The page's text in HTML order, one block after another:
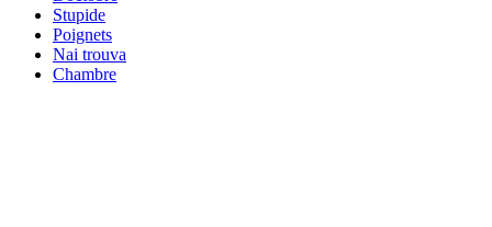
Stupide
Poignets
Nai trouva
Chambre